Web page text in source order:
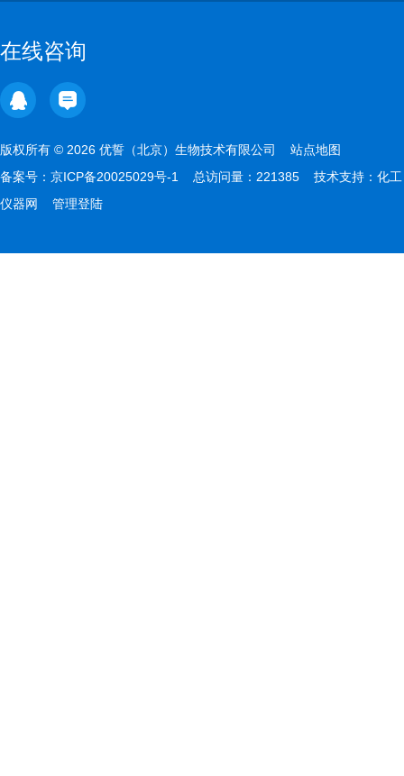
在线咨询
版权所有 © 2026 优誓（北京）生物技术有限公司 站点地图
备案号： 京ICP备20025029号-1 总访问量：221385 技术支持： 化工
仪器网
管理登陆